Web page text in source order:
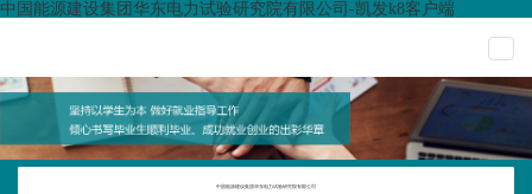
中国能源建设集团华东电力试验研究院有限公司-凯发k8客户端
中国能源建设集团华东电力试验研究院有限公司